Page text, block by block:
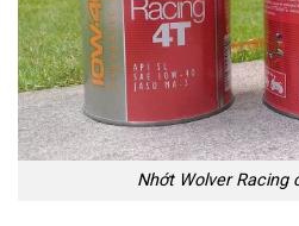
Nhớt Wolver Racing